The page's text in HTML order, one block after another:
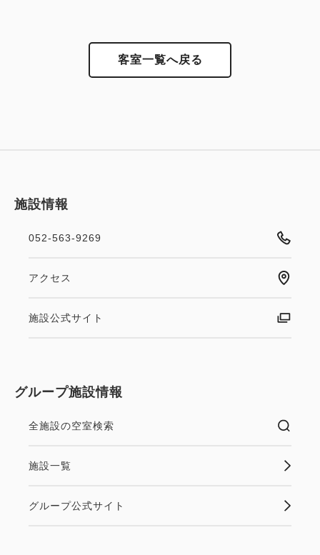
客室一覧へ戻る
施設情報
052-563-9269
アクセス
施設公式サイト
グループ施設情報
全施設の空室検索
施設一覧
グループ公式サイト